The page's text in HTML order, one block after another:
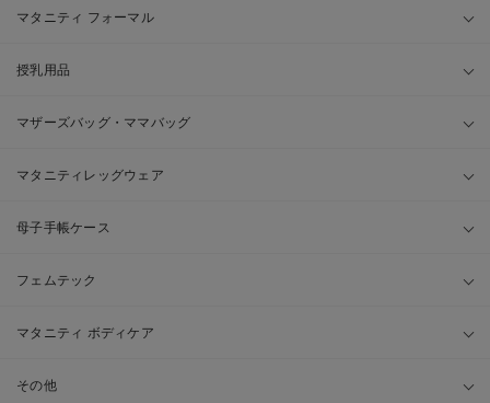
マタニティ フォーマル
授乳用品
マザーズバッグ・ママバッグ
マタニティレッグウェア
母子手帳ケース
フェムテック
マタニティ ボディケア
その他